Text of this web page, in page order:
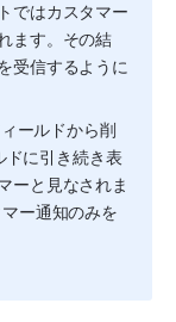
ではカスタマー
ます。その結
受信するように
ールドから削
ドに引き続き表
ーと見なされま
ー通知のみを